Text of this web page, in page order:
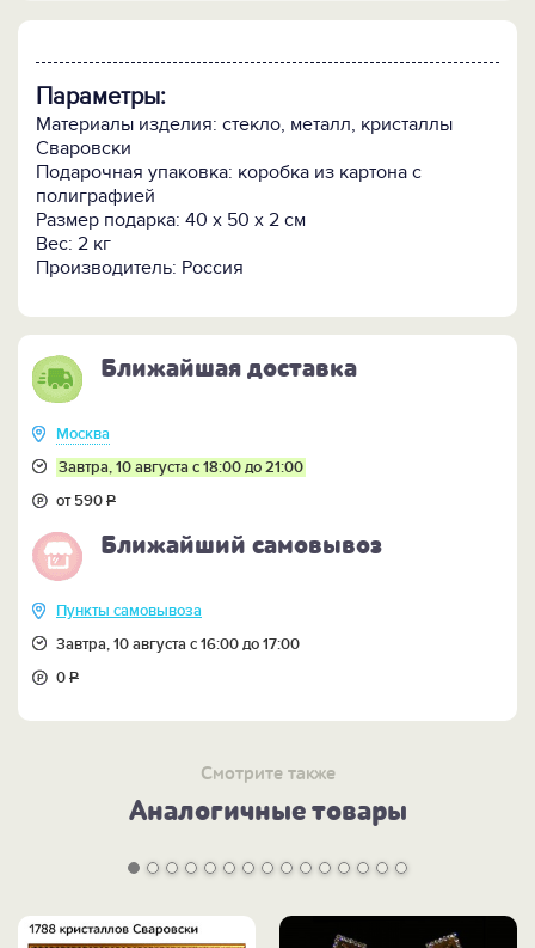
Параметры:
Материалы изделия: стекло, металл, кристаллы
Сваровски
Подарочная упаковка: коробка из картона с
полиграфией
Размер подарка: 40 х 50 х 2 см
Вес: 2 кг
Производитель: Россия
Ближайшая доставка
Москва
Завтра, 10 августа с 18:00 до 21:00
от 590Р
Ближайший самовывоз
Пункты самовывоза
Завтра, 10 августа с 16:00 до 17:00
0Р
Смотрите также
Аналогичные товары